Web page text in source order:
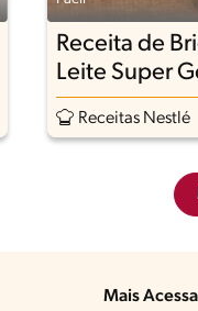
Receita de
Leite Super
Receitas Nestlé
Mais